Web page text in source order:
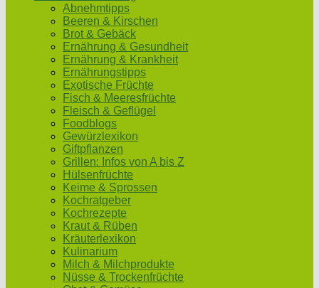
Abnehmtipps
Beeren & Kirschen
Brot & Gebäck
Ernährung & Gesundheit
Ernährung & Krankheit
Ernährungstipps
Exotische Früchte
Fisch & Meeresfrüchte
Fleisch & Geflügel
Foodblogs
Gewürzlexikon
Giftpflanzen
Grillen: Infos von A bis Z
Hülsenfrüchte
Keime & Sprossen
Kochratgeber
Kochrezepte
Kraut & Rüben
Kräuterlexikon
Kulinarium
Milch & Milchprodukte
Nüsse & Trockenfrüchte